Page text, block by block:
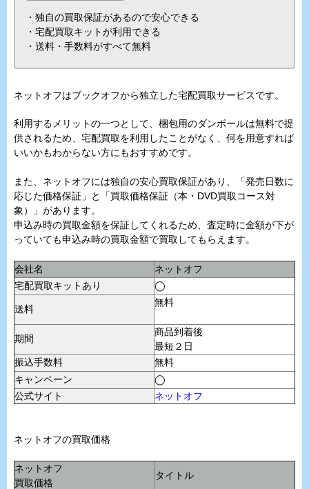
・独自の買取保証があるので安心できる
・宅配買取キットが利用できる
・送料・手数料がすべて無料
ネットオフはブックオフから独立した宅配買取サービスです。
利用するメリットの一つとして、梱包用のダンボールは無料で提
供されるため、宅配買取を利用したことがなく、何を用意すれば
いいかもわからない方にもおすすめです。
また、ネットオフには独自の安心買取保証があり、「発売日数に
応じた価格保証」と「買取価格保証（本・DVD買取コース対
象）」があります。
申込み時の買取金額を保証してくれるため、査定時に金額が下が
っていても申込み時の買取金額で買取してもらえます。
会社名
ネットオフ
宅配買取キットあり
◯
送料
無料
期間
商品到着後
最短２日
振込手数料
無料
キャンペーン
◯
公式サイト
ネットオフ
ネットオフの買取価格
ネットオフ
買取価格
タイトル